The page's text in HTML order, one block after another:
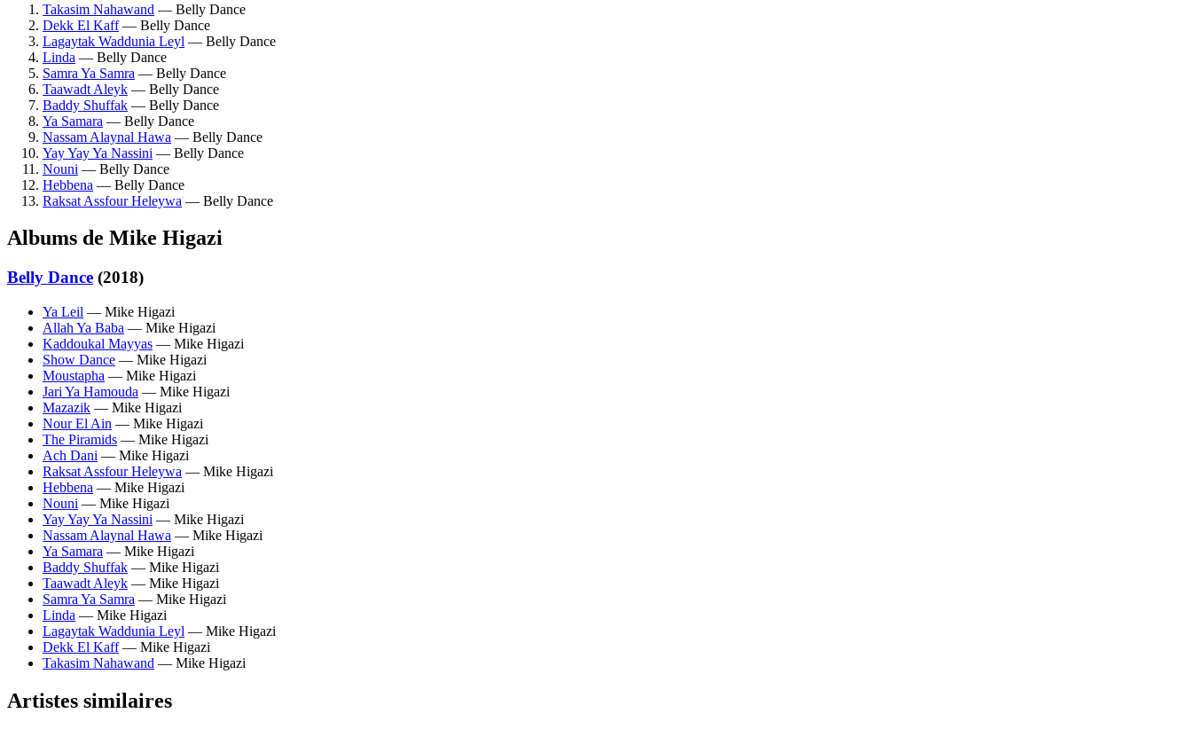
Takasim Nahawand — Belly Dance
Dekk El Kaff— Belly Dance
Lagaytak Waddunia Leyl — Belly Dance
Linda — Belly Dance
Samra Ya Samra — Belly Dance
Taawadt Aleyk — Belly Dance
Baddy Shuffak — Belly Dance
Ya Samara — Belly Dance
Nassam Alaynal Hawa — Belly Dance
Yay Yay Ya Nassini — Belly Dance
Nouni — Belly Dance
Hebbena — Belly Dance
Raksat Assfour Heleywa — Belly Dance
Albums de Mike Higazi
Belly Dance (2018)
Ya Leil — Mike Higazi
Allah Ya Baba — Mike Higazi
Kaddoukal Mayyas — Mike Higazi
Show Dance — Mike Higazi
Moustapha — Mike Higazi
Jari Ya Hamouda — Mike Higazi
Mazazik — Mike Higazi
Nour El Ain — Mike Higazi
The Piramids — Mike Higazi
Ach Dani — Mike Higazi
Raksat Assfour Heleywa — Mike Higazi
Hebbena — Mike Higazi
Nouni — Mike Higazi
Yay Yay Ya Nassini — Mike Higazi
Nassam Alaynal Hawa — Mike Higazi
Ya Samara — Mike Higazi
Baddy Shuffak — Mike Higazi
Taawadt Aleyk — Mike Higazi
Samra Ya Samra — Mike Higazi
Linda — Mike Higazi
Lagaytak Waddunia Leyl — Mike Higazi
Dekk El Kaff— Mike Higazi
Takasim Nahawand — Mike Higazi
Artistes similaires